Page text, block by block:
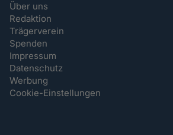
Über uns
Redaktion
Trägerverein
Spenden
Impressum
Datenschutz
Werbung
Cookie-Einstellungen